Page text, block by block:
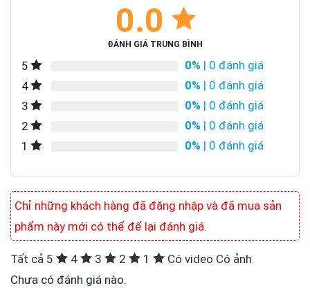
0.0
ĐÁNH GIÁ TRUNG BÌNH
5 0% | 0 đánh giá
4
0% | 0 đánh giá
3
0% | 0 đánh giá
2
0% | 0 đánh giá
1
0% | 0 đánh giá
Chỉ những khách hàng đã đăng nhập và đã mua sản
phẩm này mới có thể để lại đánh giá.
Tất cả 5 4 3 2 1 Có video Có ảnh
Chưa có đánh giá nào.